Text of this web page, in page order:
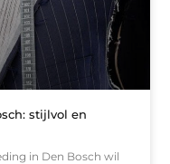
stijlvol en
in Den Bosch wil